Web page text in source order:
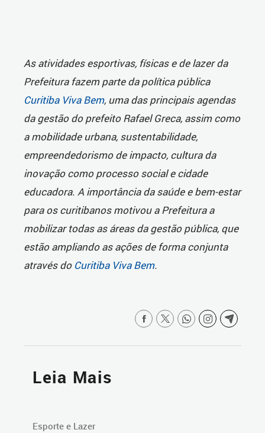
As atividades esportivas, físicas e de lazer da
Prefeitura fazem parte da política pública
Curitiba Viva Bem, uma das principais agendas
da gestão do prefeito Rafael Greca, assim como
a mobilidade urbana, sustentabilidade,
empreendedorismo de impacto, cultura da
inovação como processo social e cidade
educadora. A importância da saúde e bem-estar
para os curitibanos motivou a Prefeitura a
mobilizar todas as áreas da gestão pública, que
estão ampliando as ações de forma conjunta
através do Curitiba Viva Bem.
Leia Mais
Esporte e Lazer